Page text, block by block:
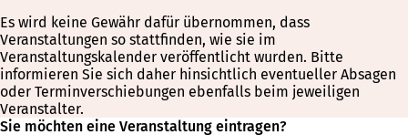
Es wird keine Gewähr dafür übernommen, dass
Veranstaltungen so stattfinden, wie sie im
Veranstaltungskalender veröffentlicht wurden. Bitte
informieren Sie sich daher hinsichtlich eventueller Absagen
oder Terminverschiebungen ebenfalls beim jeweiligen
Veranstalter.
Sie möchten eine Veranstaltung eintragen?